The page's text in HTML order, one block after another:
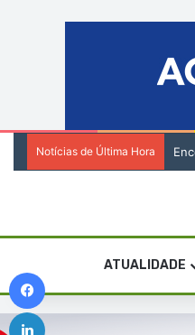
Notícias de Última Hora
ATUALIDADE
Linkedin